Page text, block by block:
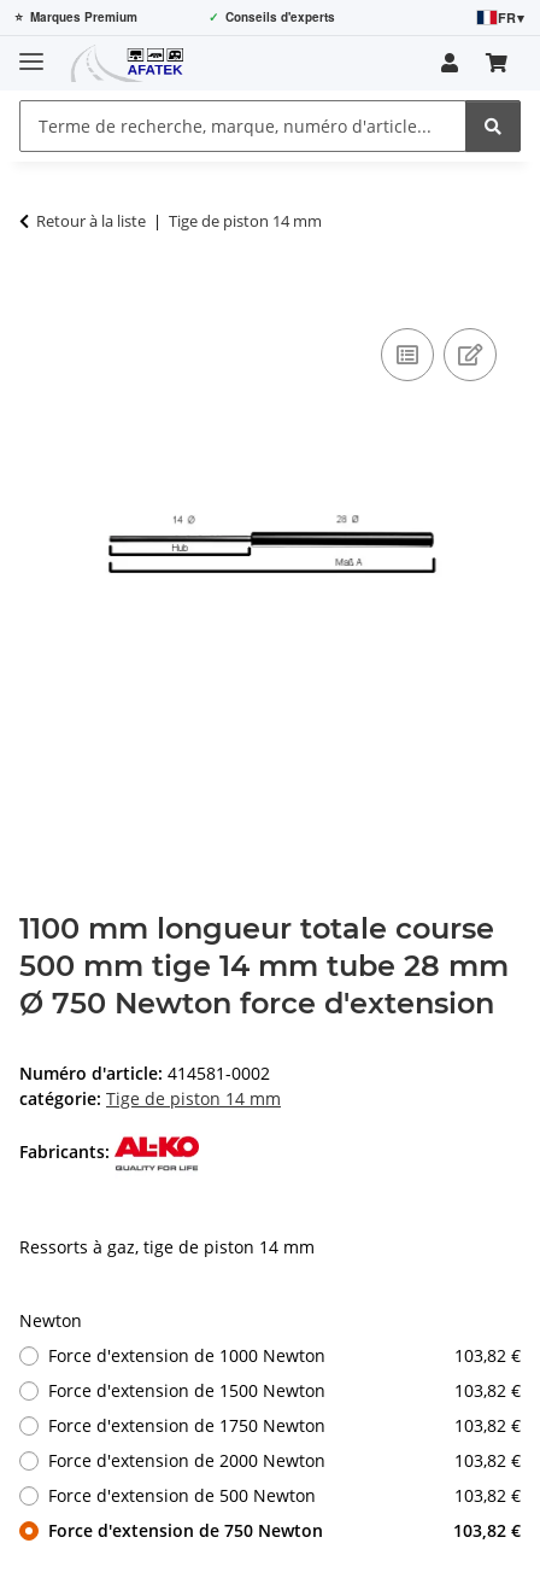
⭐ Marques Premium ✓ Conseils d'experts FR▾
Retour à la liste Tige de piston 14 mm
1100 mm longueur totale course
500 mm tige 14 mm tube 28 mm
Ø 750 Newton force d'extension
Numéro d'article: 414581-0002
catégorie: Tige de piston 14 mm
Fabricants:
Ressorts à gaz, tige de piston 14 mm
Newton
Force d'extension de 1000 Newton
103,82 €
Force d'extension de 1500 Newton
103,82 €
Force d'extension de 1750 Newton
103,82 €
Force d'extension de 2000 Newton
103,82 €
Force d'extension de 500 Newton
103,82 €
Force d'extension de 750 Newton
103,82 €